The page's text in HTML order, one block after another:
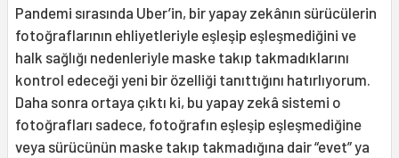
Pandemi sırasında Uber’in, bir yapay zekânın sürücülerin
fotoğraflarının ehliyetleriyle eşleşip eşleşmediğini ve
halk sağlığı nedenleriyle maske takıp takmadıklarını
kontrol edeceği yeni bir özelliği tanıttığını hatırlıyorum.
Daha sonra ortaya çıktı ki, bu yapay zekâ sistemi o
fotoğrafları sadece, fotoğrafın eşleşip eşleşmediğine
veya sürücünün maske takıp takmadığına dair “evet” ya